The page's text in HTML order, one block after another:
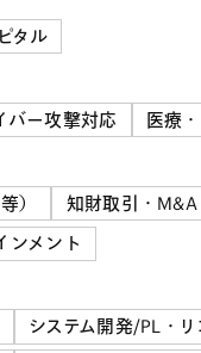
タル
バー攻撃対応 医療
）
知財取引・M&A
ンメント
システム開発/PL・